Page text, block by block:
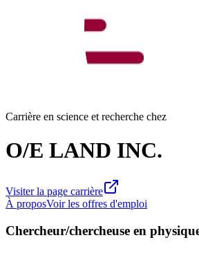
Carrière en science et recherche chez
O/E LAND INC.
Visiter la page carrière
À proposVoir les offres d'emploi
Chercheur/chercheuse en